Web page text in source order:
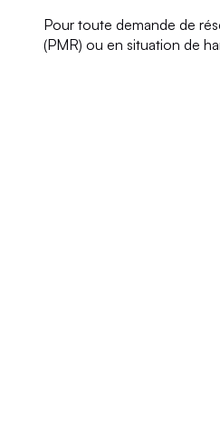
Pour toute demande de
(PMR) ou en situation de